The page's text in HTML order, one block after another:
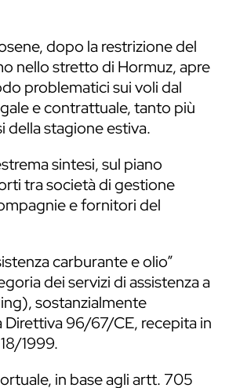
dopo la restrizione del
nello stretto di Hormuz, apre
problematici sui voli dal
e contrattuale, tanto più
della stagione estiva.
sintesi, sul piano
tra società di gestione
e fornitori del
carburante e olio”
dei servizi di assistenza a
sostanzialmente
Direttiva 96/67/CE, recepita in
1999.
in base agli artt. 705